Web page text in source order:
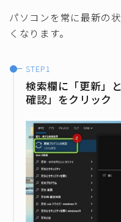
パソコンを常に最新の
くなります。
検索欄に「更新」
確認」をクリック